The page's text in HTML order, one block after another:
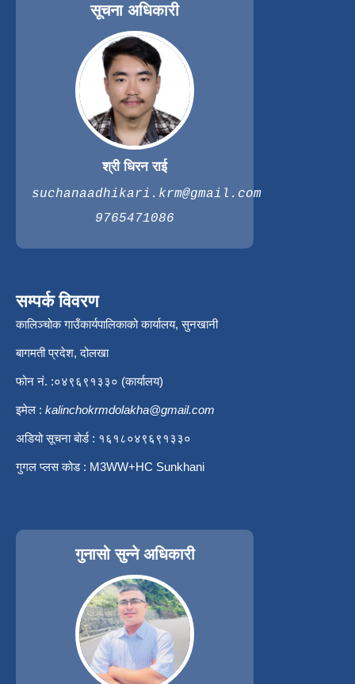
सूचना अधिकारी
श्री धिरन राई
suchanaadhikari.krm@gmail.com
9765471086
सम्पर्क विवरण
कालिञ्चोक गाउँकार्यपालिकाको कार्यालय, सुनखानी
बागमती प्रदेश, दोलखा
फोन नं. :०४९६९१३३० (कार्यालय)
इमेल : kalinchokrmdolakha@gmail.com
अडियो सूचना बोर्ड : १६१८०४९६९१३३०
गुगल प्लस कोड : M3WW+HC Sunkhani
गुनासो सुन्ने अधिकारी